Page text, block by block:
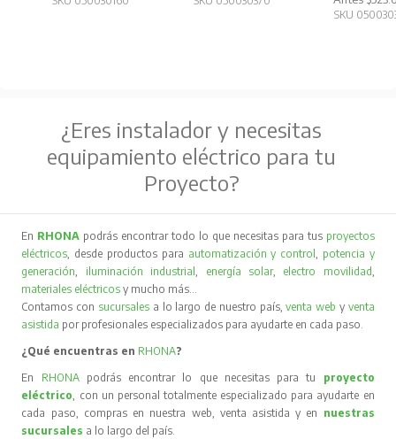
SKU
¿Eres instalador y necesitas
equipamiento eléctrico para tu
Proyecto?
En RHONA podrás encontrar todo lo que necesitas para tus proyectos
eléctricos , desde productos para automatización y control
potencia y
generación
iluminación industrial energía solar, electro movilidad
materiales eléctricos y mucho más…
Contamos con sucursales a lo largo de nuestro país,venta web y venta
asistida por profesionales especializados para ayudarte en cada paso.
¿Qué encuentras en RHONA?
En RHONA podrás encontrar lo que necesitas para tu proyecto
eléctrico , con un personal totalmente especializado para ayudarte en
cada paso, compras en nuestra web, venta asistida y en nuestras
sucursales a lo largo del país.